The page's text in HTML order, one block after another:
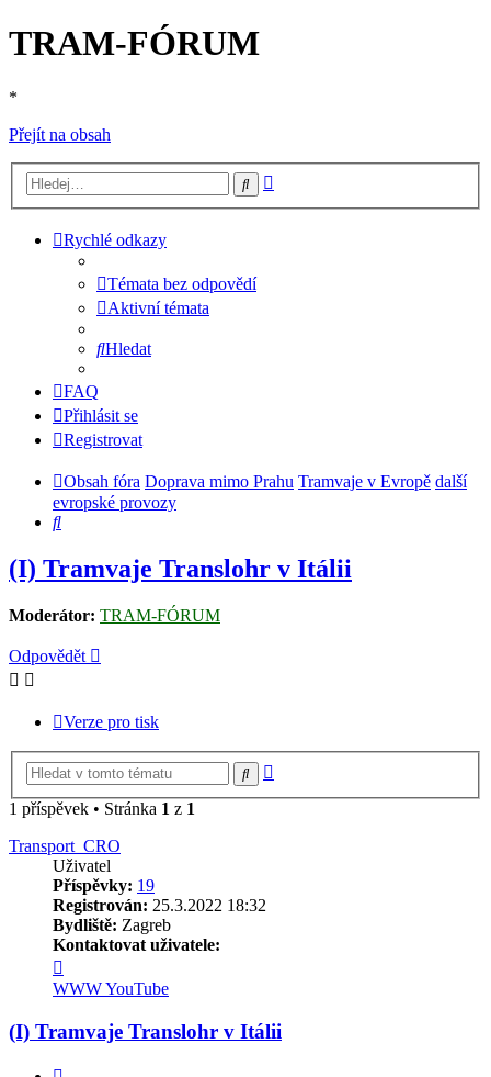
TRAM-FÓRUM
*
Přejít na obsah
Hledat
Rychlé odkazy
Témata bez odpovědí
Aktivní témata
Hledat
FAQ
Přihlásit se
Registrovat
Obsah fóra Doprava mimo Prahu Tramvaje v Evropě další
evropské provozy
Hledat
(I) Tramvaje Translohr v Itálii
Moderátor: TRAM-FÓRUM
Odpovědět
Verze pro tisk
Hledat
1 příspěvek • Stránka 1 z 1
Transport_CRO
Uživatel
Příspěvky: 19
Registrován: 25.3.2022 18:32
Bydliště: Zagreb
Kontaktovat uživatele:
uživatele
Transport_CRO
WWWYouTube
(I) Tramvaje Translohr v Itálii